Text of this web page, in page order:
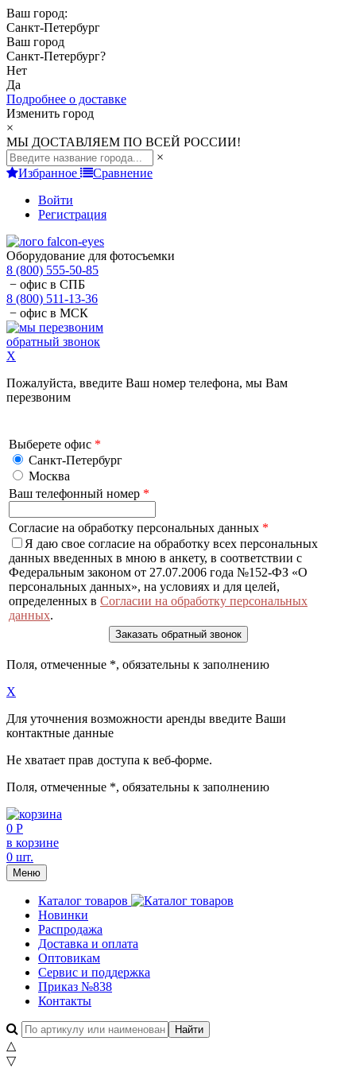
Ваш город:
Санкт-Петербург
Ваш город
Санкт-Петербург?
Нет
Да
Подробнее о доставке
Изменить город
×
МЫ ДОСТАВЛЯЕМ ПО ВСЕЙ РОССИИ!
×
Избранное
Сравнение
Войти
Регистрация
Оборудование для фотосъемки
8 (800) 555-50-85
− офис в СПБ
8 (800) 511-13-36
− офис в МСК
обратный звонок
X
Пожалуйста, введите Ваш номер телефона, мы Вам
перезвоним
Выберете офис *
Санкт-Петербург
Москва
Ваш телефонный номер *
Согласие на обработку персональных данных *
Я даю свое согласие на обработку всех персональных
данных введенных в мною в анкету, в соответствии с
Федеральным законом от 27.07.2006 года №152-ФЗ «О
персональных данных», на условиях и для целей,
определенных в Согласии на обработку персональных
данных.
Поля, отмеченные *, обязательны к заполнению
X
Для уточнения возможности аренды введите Ваши
контактные данные
Не хватает прав доступа к веб-форме.
Поля, отмеченные *, обязательны к заполнению
0 Р
в корзине
0 шт.
Меню
Каталог товаров
Новинки
Распродажа
Доставка и оплата
Оптовикам
Сервис и поддержка
Приказ №838
Контакты
△
▽